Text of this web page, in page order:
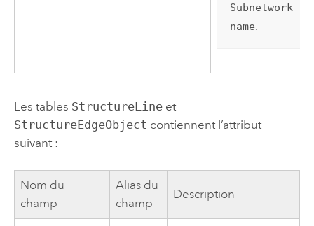
Subnetwork
name.
Les tables StructureLineet
StructureEdgeObject contiennent l’attribut
suivant :
Nom du
champ
Alias du
champ
Description